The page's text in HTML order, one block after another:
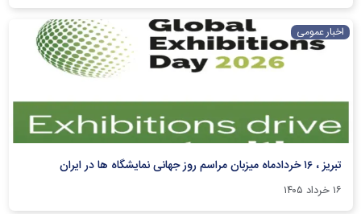
اخبار عمومی
تبریز ، ۱۶ خردادماه میزبان مراسم روز جهانی نمایشگاه ها در ایران
۱۶ خرداد ۱۴۰۵